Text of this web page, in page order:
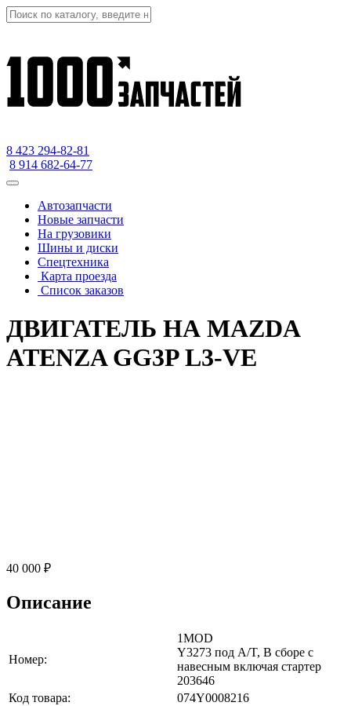
8 423 294-82-81
8 914 682-64-77
Автозапчасти
Новые запчасти
На грузовики
Шины и диски
Спецтехника
Карта проезда
Список заказов
ДВИГАТЕЛЬ НА MAZDA
ATENZA GG3P L3-VE
40 000 ₽
Описание
Номер:
1MOD
Y3273 под A/T, В сборе с
навесным включая стартер
203646
Код товара:
074Y0008216